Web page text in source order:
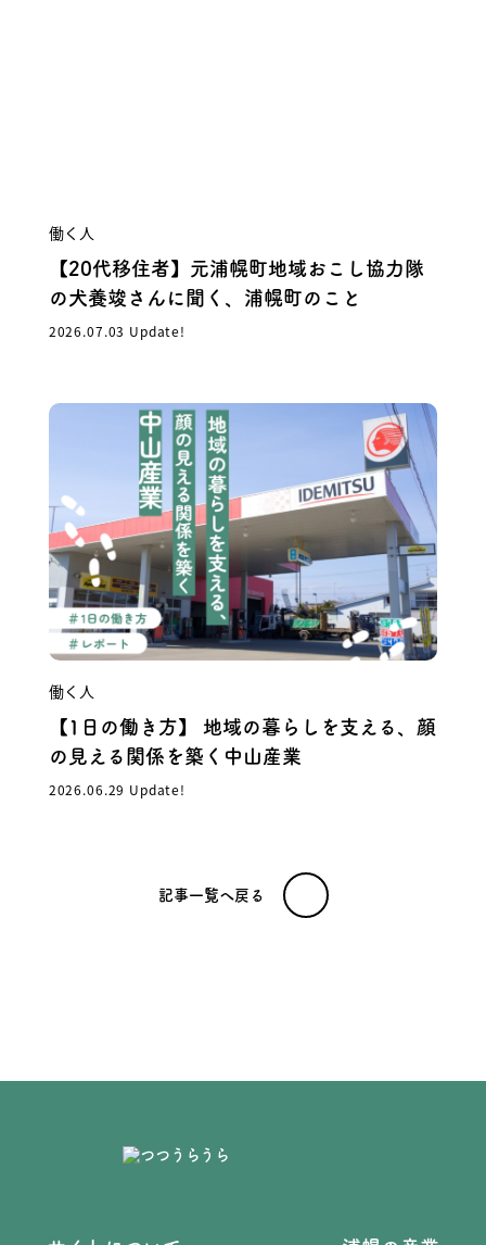
働く人
【20代移住者】元浦幌町地域おこし協力隊
の犬養竣さんに聞く、浦幌町のこと
2026.07.03 Update!
働く人
【1日の働き方】 地域の暮らしを支える、顔
の見える関係を築く中山産業
2026.06.29 Update!
記事一覧へ戻る